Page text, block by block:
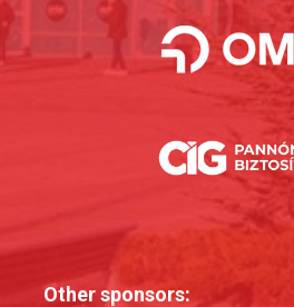
Other sponsors: